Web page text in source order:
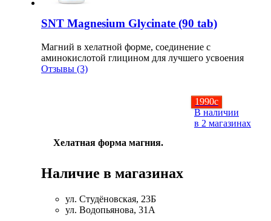
Комплексы аминокислот
Аксессуары
1990c
В наличии
в 2 магазинах
SNT Magnesium Glycinate (90 tab)
Магний в хелатной форме, соединение с
аминокислотой глицином для лучшего усвоения
Отзывы (3)
Хелатная форма магния.
Наличие в магазинах
ул. Студёновская, 23Б
ул. Водопьянова, 31А